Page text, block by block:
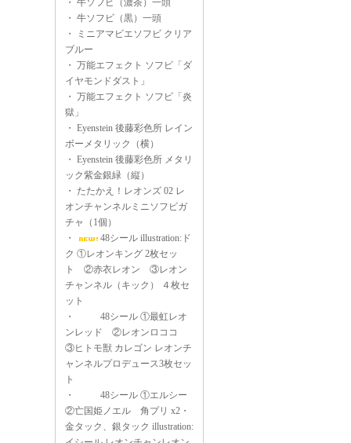
・ 牛ソフビ（濃茶）一頭
・ 牛ソフビ（黒）一頭
・
ミニアマビエソフビ クリア
ブルー
・ 万能エフェクト ソフビ「ダ
イヤモンドダスト」
・ 万能エフェクト ソフビ「炎
獄」
・ Eyenstein 後藤彩色所 レイン
ボーメタリック（横）
・ Eyenstein 後藤彩色所 メタリ
ック紫金銀緑（縦）
・ たたかえ！レオンズ 02 レ
オンチャンネルミニソフビガ
チャ（1個）
・
48シール illustration:ド
ク ①レオンキング 2枚セッ
ト ②赤衣レオン ③レオン
チャンネル（キック） ４枚セ
ット
・
48シール ①最虹レオ
ンレッド ②レオンロココ
③ヒトモ獣 カレゴン レオンチ
ャンネルプロデュース3枚セッ
ト
・
48シール ①エルシー
②亡国姫ノエル 角プリ x2・
金タック、銀タック illustration: